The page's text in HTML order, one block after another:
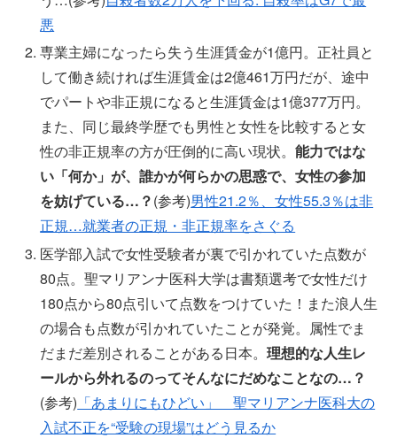
悪
専業主婦になったら失う生涯賃金が1億円。正社員と
して働き続ければ生涯賃金は2億461万円だが、途中
でパートや非正規になると生涯賃金は1億377万円。
また、同じ最終学歴でも男性と女性を比較すると女
性の非正規率の方が圧倒的に高い現状。能力ではな
い「何か」が、誰かが何らかの思惑で、女性の参加
を妨げている…？(参考)男性21.2％、女性55.3％は非
正規…就業者の正規・非正規率をさぐる
医学部入試で女性受験者が裏で引かれていた点数が
80点。聖マリアンナ医科大学は書類選考で女性だけ
180点から80点引いて点数をつけていた！また浪人生
の場合も点数が引かれていたことが発覚。属性でま
だまだ差別されることがある日本。理想的な人生レ
ールから外れるのってそんなにだめなことなの…？
(参考) 「あまりにもひどい」 聖マリアンナ医科大の
入試不正を“受験の現場”はどう見るか